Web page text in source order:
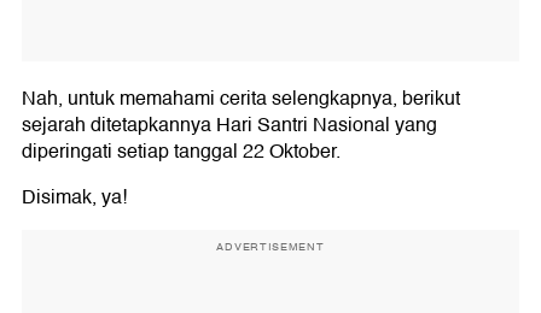
Nah, untuk memahami cerita selengkapnya, berikut
sejarah ditetapkannya Hari Santri Nasional yang
diperingati setiap tanggal 22 Oktober.
Disimak, ya!
ADVERTISEMENT